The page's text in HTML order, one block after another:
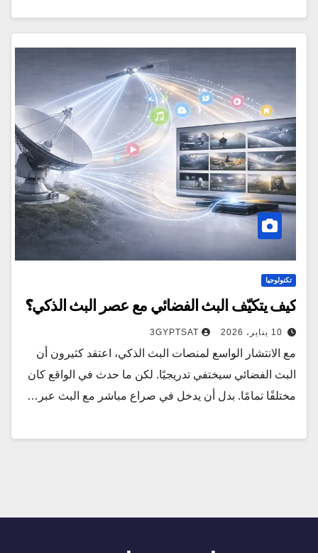
تكنولوجيا
كيف يتكيّف البث الفضائي مع عصر البث الذكي؟
10 يناير، 2026 3GYPTSAT
مع الانتشار الواسع لمنصات البث الذكي، اعتقد كثيرون أن
البث الفضائي سيختفي تدريجيًا. لكن ما حدث في الواقع كان
مختلفًا تمامًا. بدل أن يدخل في صراع مباشر مع البث عبر…